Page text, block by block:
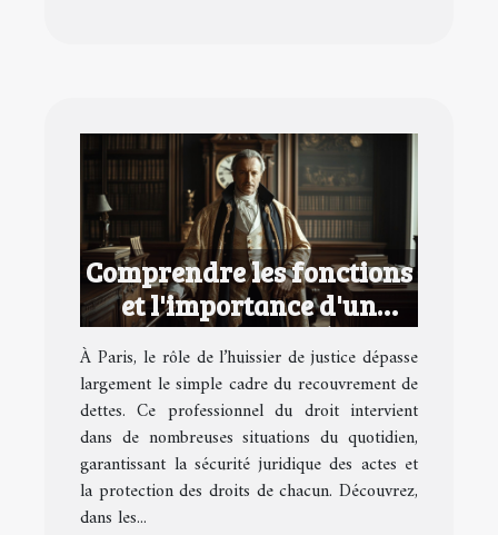
Comprendre les fonctions
et l'importance d'un
huissier de justice à Paris
À Paris, le rôle de l’huissier de justice dépasse
largement le simple cadre du recouvrement de
dettes. Ce professionnel du droit intervient
dans de nombreuses situations du quotidien,
garantissant la sécurité juridique des actes et
la protection des droits de chacun. Découvrez,
dans les...